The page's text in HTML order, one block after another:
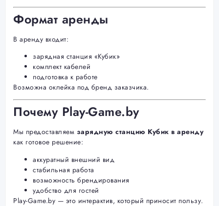
Формат аренды
В аренду входит:
зарядная станция «Кубик»
комплект кабелей
подготовка к работе
Возможна оклейка под бренд заказчика.
Почему Play-Game.by
Мы предоставляем зарядную станцию Кубик в аренду
как готовое решение:
аккуратный внешний вид
стабильная работа
возможность брендирования
удобство для гостей
Play-Game.by — это интерактив, который приносит пользу.